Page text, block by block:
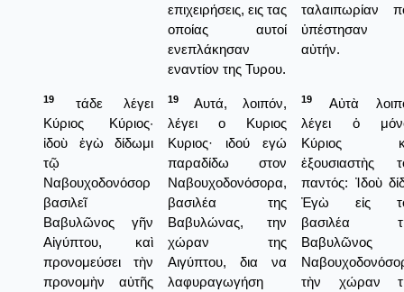
επιχειρήσεις, εις τας
οποίας αυτοί
ενεπλάκησαν
εναντίον της Τυρου.
ταλαιπωρίαν
ὑπέστησαν
αὐτήν.
19
τάδε λέγει
Κύριος Κύριος·
ἰδοὺ ἐγὼ δίδωμι
τῷ
Ναβουχοδονόσορ
βασιλεῖ
Βαβυλῶνος γῆν
Αἰγύπτου, καὶ
προνομεύσει τὴν
προνομὴν αὐτῆς
19
Αυτά, λοιπόν,
λέγει ο Κυριος
Κυριος· ιδού εγώ
παραδίδω στον
Ναβουχοδονόσορα,
βασιλέα της
Βαβυλώνας, την
χώραν της
Αιγύπτου, δια να
λαφυραγωγήση
19
Αὐτὰ
λέγει ὁ
Κύριος
ἐξουσιαστὴς
παντός: Ἰδοὺ
Ἐγὼ εἰς
βασιλέα
Βαβυλῶνος
τὴν χώραν